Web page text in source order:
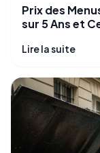
Prix des
sur 5 Ans et
Lire la suite